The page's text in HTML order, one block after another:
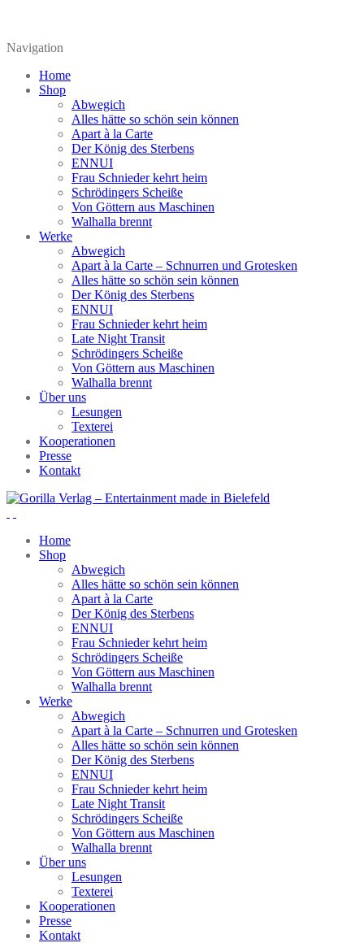
Navigation
Home
Shop
Abwegich
Alles hätte so schön sein können
Apart à la Carte
Der König des Sterbens
ENNUI
Frau Schnieder kehrt heim
Schrödingers Scheiße
Von Göttern aus Maschinen
Walhalla brennt
Werke
Abwegich
Apart à la Carte – Schnurren und Grotesken
Alles hätte so schön sein können
Der König des Sterbens
ENNUI
Frau Schnieder kehrt heim
Late Night Transit
Schrödingers Scheiße
Von Göttern aus Maschinen
Walhalla brennt
Über uns
Lesungen
Texterei
Kooperationen
Presse
Kontakt
Home
Shop
Abwegich
Alles hätte so schön sein können
Apart à la Carte
Der König des Sterbens
ENNUI
Frau Schnieder kehrt heim
Schrödingers Scheiße
Von Göttern aus Maschinen
Walhalla brennt
Werke
Abwegich
Apart à la Carte – Schnurren und Grotesken
Alles hätte so schön sein können
Der König des Sterbens
ENNUI
Frau Schnieder kehrt heim
Late Night Transit
Schrödingers Scheiße
Von Göttern aus Maschinen
Walhalla brennt
Über uns
Lesungen
Texterei
Kooperationen
Presse
Kontakt